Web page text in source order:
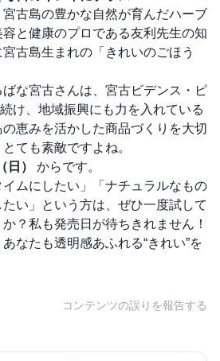
古島の豊かな自然が育んだハーブ
と健康のプロである友利先生の知
古島生まれの「きれいのごほう
な宮古さんは、宮古ビデンス・ピ
け、地域振興にも力を入れている
恵みを活かした商品づくりを大切
ても素敵ですよね。
日）
からです。
イムにしたい」「ナチュラルなもの
い」という方は、ぜひ一度試して
？私も発売日が待ちきれません！
なたも透明感あふれる“きれい”を
コンテンツの誤りを報告する